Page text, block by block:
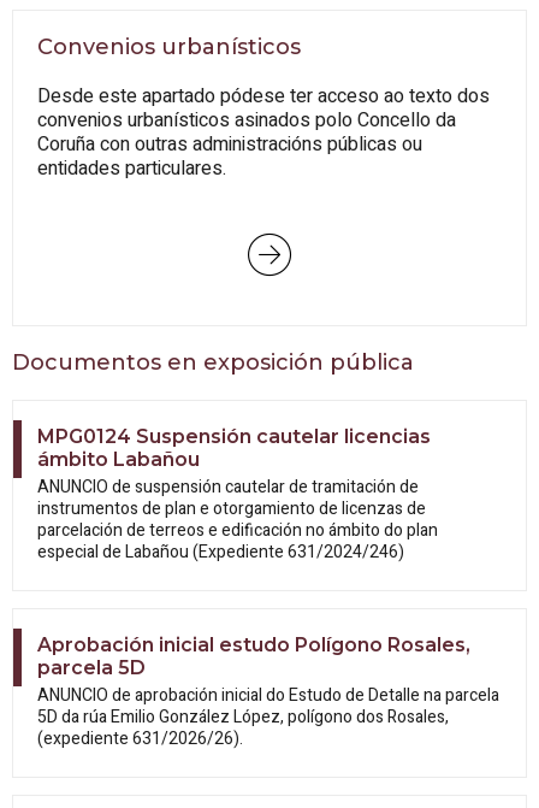
Convenios urbanísticos
Desde este apartado pódese ter acceso ao texto dos
convenios urbanísticos asinados polo Concello da
Coruña con outras administracións públicas ou
entidades particulares.
Documentos en exposición pública
MPG0124 Suspensión cautelar licencias
ámbito Labañou
ANUNCIO de suspensión cautelar de tramitación de
instrumentos de plan e otorgamiento de licenzas de
parcelación de terreos e edificación no ámbito do plan
especial de Labañou (Expediente 631/2024/246)
Aprobación inicial estudo Polígono Rosales,
parcela 5D
ANUNCIO de aprobación inicial do Estudode Detalle na parcela
5D da rúa Emilio González López, polígono dos Rosales,
(expediente 631/2026/26).